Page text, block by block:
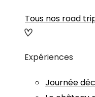
Tous nos road
Expériences
Journée